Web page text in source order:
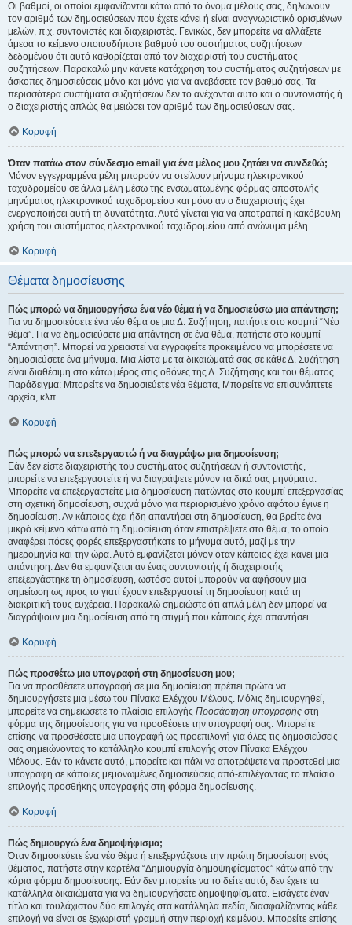
Οι βαθμοί, οι οποίοι εμφανίζονται κάτω από το όνομα μέλους σας, δηλώνουν
τον αριθμό των δημοσιεύσεων που έχετε κάνει ή είναι αναγνωριστικό ορισμένων
μελών, π.χ. συντονιστές και διαχειριστές. Γενικώς, δεν μπορείτε να αλλάξετε
άμεσα το κείμενο οποιουδήποτε βαθμού του συστήματος συζητήσεων
δεδομένου ότι αυτό καθορίζεται από τον διαχειριστή του συστήματος
συζητήσεων. Παρακαλώ μην κάνετε κατάχρηση του συστήματος συζητήσεων με
άσκοπες δημοσιεύσεις μόνο και μόνο για να ανεβάσετε τον βαθμό σας. Τα
περισσότερα συστήματα συζητήσεων δεν το ανέχονται αυτό και ο συντονιστής ή
ο διαχειριστής απλώς θα μειώσει τον αριθμό των δημοσιεύσεων σας.
Κορυφή
Όταν πατάω στον σύνδεσμο email για ένα μέλος μου ζητάει να συνδεθώ;
Μόνον εγγεγραμμένα μέλη μπορούν να στείλουν μήνυμα ηλεκτρονικού
ταχυδρομείου σε άλλα μέλη μέσω της ενσωματωμένης φόρμας αποστολής
μηνύματος ηλεκτρονικού ταχυδρομείου και μόνο αν ο διαχειριστής έχει
ενεργοποιήσει αυτή τη δυνατότητα. Αυτό γίνεται για να αποτραπεί η κακόβουλη
χρήση του συστήματος ηλεκτρονικού ταχυδρομείου από ανώνυμα μέλη.
Κορυφή
Θέματα δημοσίευσης
Πώς μπορώ να δημιουργήσω ένα νέο θέμα ή να δημοσιεύσω μια απάντηση;
Για να δημοσιεύσετε ένα νέο θέμα σε μια Δ. Συζήτηση, πατήστε στο κουμπί “Νέο
θέμα”. Για να δημοσιεύσετε μια απάντηση σε ένα θέμα, πατήστε στο κουμπί
“Απάντηση”. Μπορεί να χρειαστεί να εγγραφείτε προκειμένου να μπορέσετε να
δημοσιεύσετε ένα μήνυμα. Μια λίστα με τα δικαιώματά σας σε κάθε Δ. Συζήτηση
είναι διαθέσιμη στο κάτω μέρος στις οθόνες της Δ. Συζήτησης και του θέματος.
Παράδειγμα: Μπορείτε να δημοσιεύετε νέα θέματα, Μπορείτε να επισυνάπτετε
αρχεία, κλπ.
Κορυφή
Πώς μπορώ να επεξεργαστώ ή να διαγράψω μια δημοσίευση;
Εάν δεν είστε διαχειριστής του συστήματος συζητήσεων ή συντονιστής,
μπορείτε να επεξεργαστείτε ή να διαγράψετε μόνον τα δικά σας μηνύματα.
Μπορείτε να επεξεργαστείτε μια δημοσίευση πατώντας στο κουμπί επεξεργασίας
στη σχετική δημοσίευση, συχνά μόνο για περιορισμένο χρόνο αφότου έγινε η
δημοσίευση. Αν κάποιος έχει ήδη απαντήσει στη δημοσίευση, θα βρείτε ένα
μικρό κείμενο κάτω από τη δημοσίευση όταν επιστρέψετε στο θέμα, το οποίο
αναφέρει πόσες φορές επεξεργαστήκατε το μήνυμα αυτό, μαζί με την
ημερομηνία και την ώρα. Αυτό εμφανίζεται μόνον όταν κάποιος έχει κάνει μια
απάντηση. Δεν θα εμφανίζεται αν ένας συντονιστής ή διαχειριστής
επεξεργάστηκε τη δημοσίευση, ωστόσο αυτοί μπορούν να αφήσουν μια
σημείωση ως προς το γιατί έχουν επεξεργαστεί τη δημοσίευση κατά τη
διακριτική τους ευχέρεια. Παρακαλώ σημειώστε ότι απλά μέλη δεν μπορεί να
διαγράψουν μια δημοσίευση από τη στιγμή που κάποιος έχει απαντήσει.
Κορυφή
Πώς προσθέτω μια υπογραφή στη δημοσίευση μου;
Για να προσθέσετε υπογραφή σε μια δημοσίευση πρέπει πρώτα να
δημιουργήσετε μια μέσω του Πίνακα Ελέγχου Μέλους. Μόλις δημιουργηθεί,
μπορείτε να σημειώσετε το πλαίσιο επιλογής Προσάρτηση υπογραφής στη
φόρμα της δημοσίευσης για να προσθέσετε την υπογραφή σας. Μπορείτε
επίσης να προσθέσετε μια υπογραφή ως προεπιλογή για όλες τις δημοσιεύσεις
σας σημειώνοντας το κατάλληλο κουμπί επιλογής στον Πίνακα Ελέγχου
Μέλους. Εάν το κάνετε αυτό, μπορείτε και πάλι να αποτρέψετε να προστεθεί μια
υπογραφή σε κάποιες μεμονωμένες δημοσιεύσεις από-επιλέγοντας το πλαίσιο
επιλογής προσθήκης υπογραφής στη φόρμα δημοσίευσης.
Κορυφή
Πώς δημιουργώ ένα δημοψήφισμα;
Όταν δημοσιεύετε ένα νέο θέμα ή επεξεργάζεστε την πρώτη δημοσίευση ενός
θέματος, πατήστε στην καρτέλα “Δημιουργία δημοψηφίσματος” κάτω από την
κύρια φόρμα δημοσίευσης. Εάν δεν μπορείτε να το δείτε αυτό, δεν έχετε τα
κατάλληλα δικαιώματα για να δημιουργήσετε δημοψηφίσματα. Εισάγετε έναν
τίτλο και τουλάχιστον δύο επιλογές στα κατάλληλα πεδία, διασφαλίζοντας κάθε
επιλογή να είναι σε ξεχωριστή γραμμή στην περιοχή κειμένου. Μπορείτε επίσης